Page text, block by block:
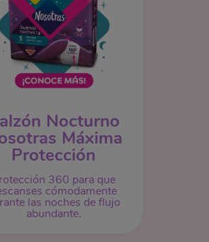
Nocturno
Máxima
Protección
360 para que
cómodamente
las noches de flujo
abundante.